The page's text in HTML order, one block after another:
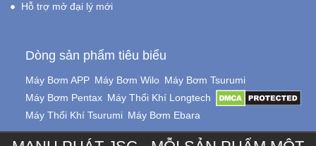
Hỗ trợ mở đại lý mới
Dòng sản phẩm tiêu biểu
Máy Bơm APP Máy Bơm Wilo Máy Bơm Tsurumi
Máy Bơm Pentax Máy Thổi Khí Longtech
Máy Thổi Khí Tsurumi Máy Bơm Ebara